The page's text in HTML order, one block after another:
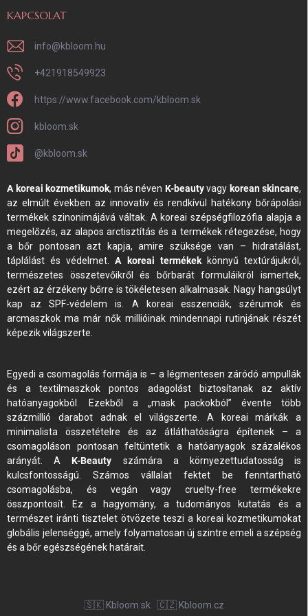
KAPCSOLAT
info@kbloom.hu
+421918549923
https://www.facebook.com/kbloom.sk
kbloom.sk
@kbloom.sk
A koreai kozmetikumok, más néven K-beautyvagy korean skincare,
az elmúlt években az innovatív és rendkívül hatékony bőrápolási
termékek szinonimájává váltak. A koreai szépségfilozófia alapja a
megelőzés, az alapos arctisztítás és a termékek rétegezése, hogy
a bőr pontosan azt kapja, amire szüksége van – hidratálást,
táplálást és védelmet.A koreai termékekkönnyű textúrájukról,
természetes összetevőikről és bőrbarát formuláikról ismertek,
ezért az érzékeny bőrre is tökéletesen alkalmasak. Nagy hangsúlyt
kap az SPF-védelem is. A koreai esszenciák, szérumok és
arcmaszkok ma már nők millióinak mindennapi rutinjának részét
képezik világszerte.
Egyedi a csomagolás formája is – a légmentesen záródó ampullák
és a textilmaszkok pontos adagolást biztosítanak az aktív
hatóanyagokból. Ezekből a „mask packokból” évente több
százmillió darabot adnak el világszerte. A koreai márkák a
minimalista összetételre és az átláthatóságra építenek – a
csomagoláson pontosan feltüntetik a hatóanyagok százalékos
arányát. A K-Beauty számára a környezettudatosság is
kulcsfontosságú. Számos vállalat fektet be fenntartható
csomagolásba, és vegán vagy cruelty-free termékekre
összpontosít. Ez a hagyomány, a tudományos kutatás és a
természet iránti tisztelet ötvözete teszi a koreai kozmetikumokat
globális jelenséggé, amely folyamatosan új szintre emeli a szépség
és a bőr egészségének határait.
🇸🇰 Kbloom.sk 🇨🇿 Kbloom.cz
Iratkozz fel a hírlevelünkre, és az 5% kedvezmény az első
vásárlásodra a tiéd.